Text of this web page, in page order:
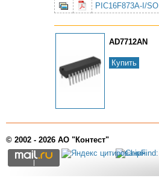
PIC16F873A-I/SO
AD7712AN
Купить
© 2002 - 2026 АО "Контест"